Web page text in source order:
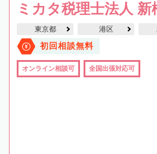
ミカタ税理士法人 新
東京都 港区
初回相談無料
オンライン相談可 全国出張対応可